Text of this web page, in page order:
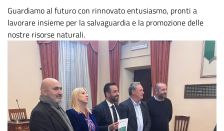
Guardiamo al futuro con rinnovato entusiasmo, pronti a
lavorare insieme per la salvaguardia e la promozione delle
nostre risorse naturali.